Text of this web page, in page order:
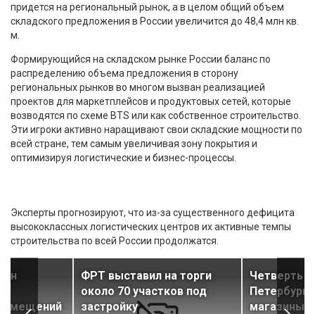
придется на региональный рынок, а в целом общий объем
складского предложения в России увеличится до 48,4 млн кв.
м.
Формирующийся на складском рынке России баланс по
распределению объема предложения в сторону
региональных рынков во многом вызван реализацией
проектов для маркетплейсов и продуктовых сетей, которые
возводятся по схеме BTS или как собственное строительство.
Эти игроки активно наращивают свои складские мощности по
всей стране, тем самым увеличивая зону покрытия и
оптимизируя логистические и бизнес-процессы.
Эксперты прогнозируют, что из-за существенного дефицита
высококлассных логистических центров их активные темпы
строительства по всей России продолжатся.
ФРТ выставил на торги
около 70 участков под
застройку
Четверть
магазины